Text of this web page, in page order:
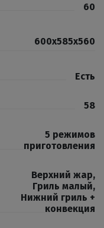
60
600x585x560
Есть
58
5 режимов
приготовления
Верхний жар,
Гриль малый,
Нижний гриль +
конвекция